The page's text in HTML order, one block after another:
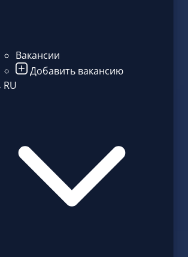
Вакансии
Добавить вакансию
RU